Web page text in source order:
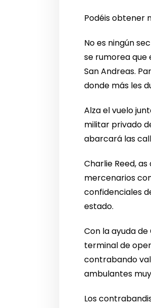
Podéis obtener
No es ningún
se rumorea que
San Andreas.
donde más les
Alza el vuelo
militar privado
abarcará las
Charlie Reed,
mercenarios
confidenciales
estado.
Con la ayuda
terminal de
contrabando
ambulantes
Los